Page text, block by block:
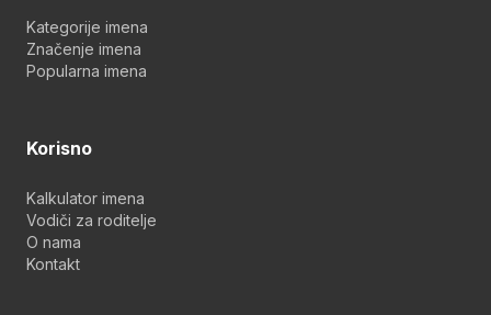
Kategorije imena
Značenje imena
Popularna imena
Korisno
Kalkulator imena
Vodiči za roditelje
O nama
Kontakt